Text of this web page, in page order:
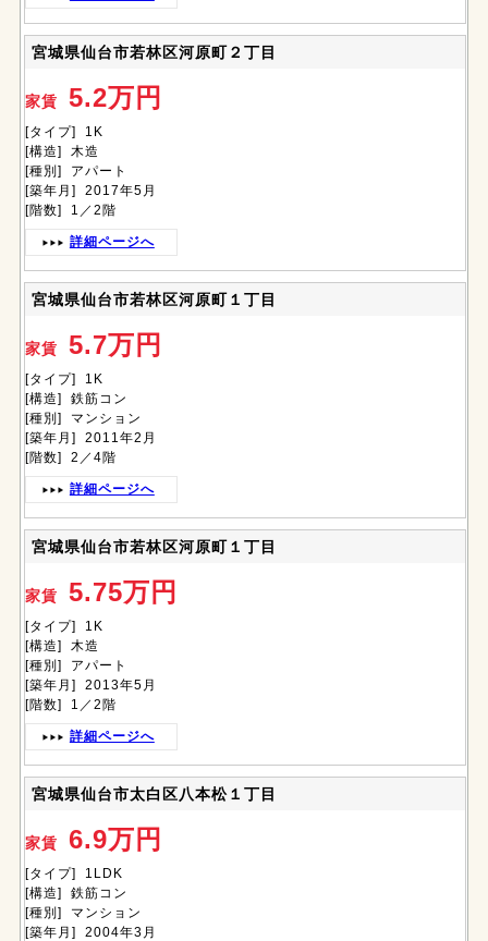
宮城県仙台市若林区河原町２丁目
家賃 5.2万円
[タイプ] 1K
[構造] 木造
[種別] アパート
[築年月] 2017年5月
[階数] 1／2階
詳細ページへ
宮城県仙台市若林区河原町１丁目
家賃 5.7万円
[タイプ] 1K
[構造] 鉄筋コン
[種別] マンション
[築年月] 2011年2月
[階数] 2／4階
詳細ページへ
宮城県仙台市若林区河原町１丁目
家賃 5.75万円
[タイプ] 1K
[構造] 木造
[種別] アパート
[築年月] 2013年5月
[階数] 1／2階
詳細ページへ
宮城県仙台市太白区八本松１丁目
家賃 6.9万円
[タイプ] 1LDK
[構造] 鉄筋コン
[種別] マンション
[築年月] 2004年3月